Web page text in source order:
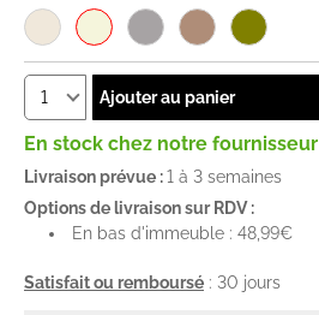
Ajouter au panier
En stock chez notre fournisseur
Livraison prévue :1 à 3 semaines
Options de livraison sur RDV :
En bas d'immeuble : 48,99€
Satisfait ou remboursé : 30 jours